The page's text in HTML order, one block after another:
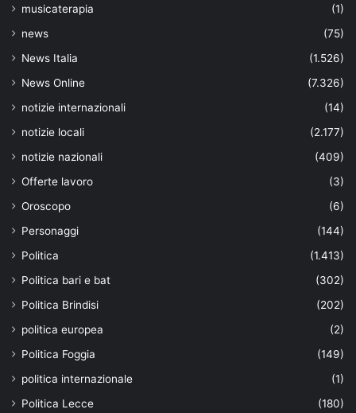
musicaterapia
(1)
news
(75)
News Italia
(1.526)
News Online
(7.326)
notizie internazionali
(14)
notizie locali
(2.177)
notizie nazionali
(409)
Offerte lavoro
(3)
Oroscopo
(6)
Personaggi
(144)
Politica
(1.413)
Politica bari e bat
(302)
Politica Brindisi
(202)
politica europea
(2)
Politica Foggia
(149)
politica internazionale
(1)
Politica Lecce
(180)